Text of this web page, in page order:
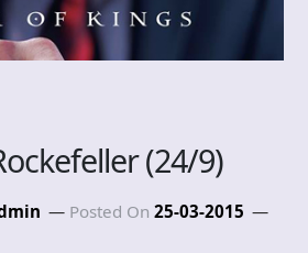
(24/9)
Posted On 25-03-2015